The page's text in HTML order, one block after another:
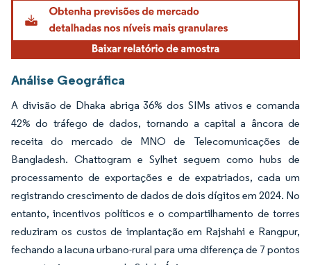
Análise Geográfica
A divisão de Dhaka abriga 36% dos SIMs ativos e comanda
42% do tráfego de dados, tornando a capital a âncora de
receita do mercado de MNO de Telecomunicações de
Bangladesh. Chattogram e Sylhet seguem como hubs de
processamento de exportações e de expatriados, cada um
registrando crescimento de dados de dois dígitos em 2024. No
entanto, incentivos políticos e o compartilhamento de torres
reduziram os custos de implantação em Rajshahi e Rangpur,
fechando a lacuna urbano-rural para uma diferença de 7 pontos